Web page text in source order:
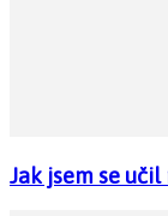
Jak jsem se